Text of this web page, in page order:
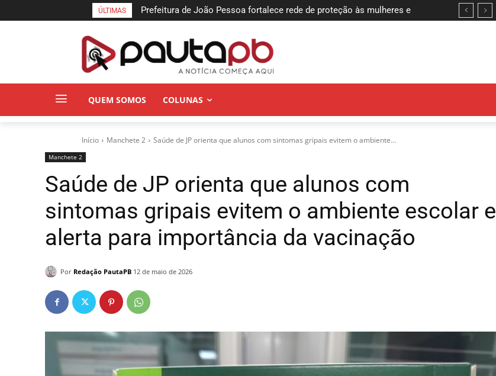
ÚLTIMAS
Prefeitura de João Pessoa fortalece rede de proteção às mulheres e
Solicitação da Carteira de Fibromialgia passa a ser exclusivamente
QUEM SOMOS COLUNAS
Início Manchete 2 Saúde de JP orienta que alunos com sintomas gripais evitem o ambiente...
Manchete 2
Saúde de JP orienta que alunos com
sintomas gripais evitem o ambiente escolar e
alerta para importância da vacinação
Por Redação PautaPB 12 de maio de 2026